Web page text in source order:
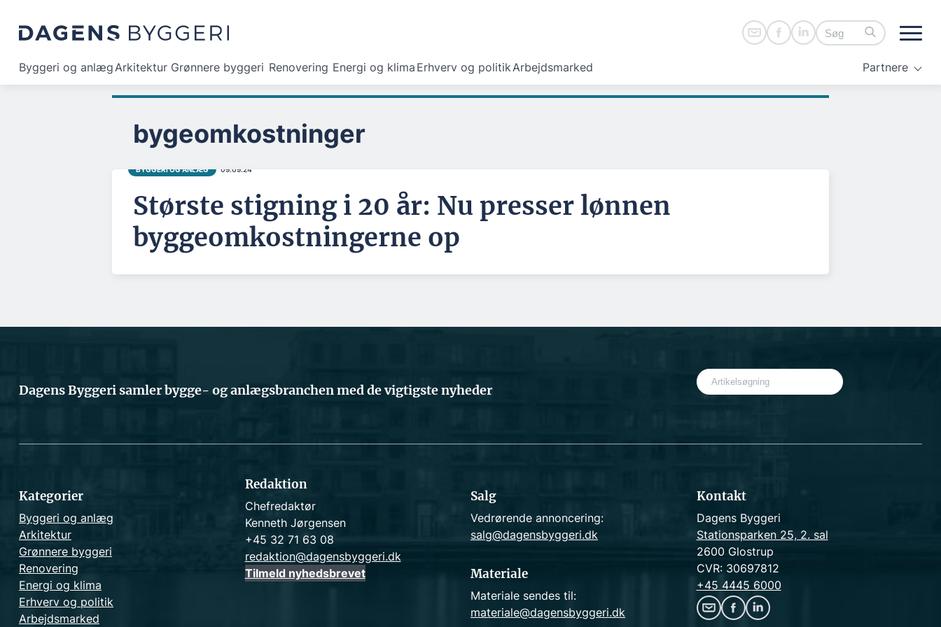
Byggeri og anlægArkitektur Grønnere byggeri Renovering Energi og klima Erhverv og politikArbejdsmarked Partnere
bygeomkostninger
BYGGERI OG ANLÆG 09.09.24
Største stigning i 20 år: Nu presser lønnen
byggeomkostningerne op
Dagens Byggeri samler bygge- og anlægsbranchen med de vigtigste nyheder
S
e
c
Kategorier
Byggeri og anlæg
Arkitektur
Grønnere byggeri
Renovering
Energi og klima
Erhverv og politik
Arbejdsmarked
Redaktion
Chefredaktør
Kenneth Jørgensen
+45 32 71 63 08
redaktion@dagensbyggeri.dk
Tilmeld nyhedsbrevet
Salg
Vedrørende annoncering:
salg@dagensbyggeri.dk
Materiale
Materiale sendes til:
materiale@dagensbyggeri.dk
Kontakt
Dagens Byggeri
Stationsparken 25, 2. sal
2600 Glostrup
CVR: 30697812
+45 4445 6000